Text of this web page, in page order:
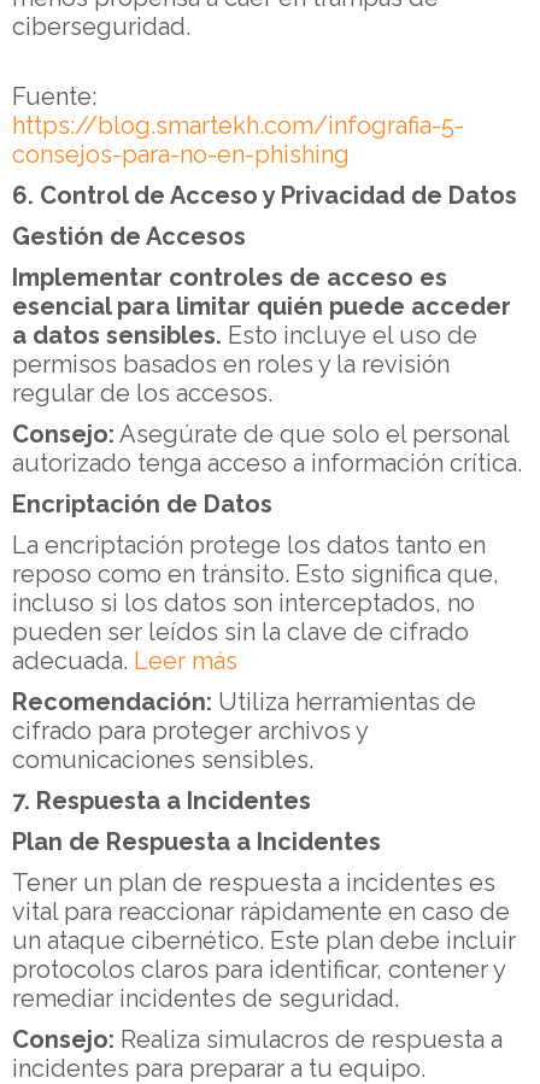
ciberseguridad.
Fuente:
https://blog.smartekh.com/infografia-5-
consejos-para-no-en-phishing
6. Control de Acceso y Privacidad de Datos
Gestión de Accesos
Implementar controles de acceso es
esencial para limitar quién puede acceder
a datos sensibles. Esto incluye el uso de
permisos basados en roles y la revisión
regular de los accesos.
Consejo: Asegúrate de que solo el personal
autorizado tenga acceso a información crítica.
Encriptación de Datos
La encriptación protege los datos tanto en
reposo como en tránsito. Esto significa que,
incluso si los datos son interceptados, no
pueden ser leídos sin la clave de cifrado
adecuada. Leer más
Recomendación: Utiliza herramientas de
cifrado para proteger archivos y
comunicaciones sensibles.
7. Respuesta a Incidentes
Plan de Respuesta a Incidentes
Tener un plan de respuesta a incidentes es
vital para reaccionar rápidamente en caso de
un ataque cibernético. Este plan debe incluir
protocolos claros para identificar, contener y
remediar incidentes de seguridad.
Consejo: Realiza simulacros de respuesta a
incidentes para preparar a tu equipo.